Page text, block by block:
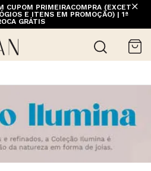
CUPOM PRIMEIRACOMPRA (EXCETO
E ITENS EM PROMOÇÃO) | 1ª
GRÁTIS